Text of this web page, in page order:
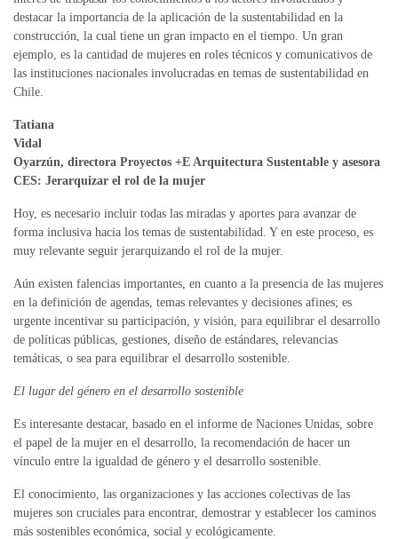
destacar la importancia de la aplicación de la sustentabilidad en la
construcción, la cual tiene un gran impacto en el tiempo. Un gran
ejemplo, es la cantidad de mujeres en roles técnicos y comunicativos de
las instituciones nacionales involucradas en temas de sustentabilidad en
Chile.
Tatiana
Vidal
Oyarzún, directora Proyectos +E Arquitectura Sustentable y asesora
CES: Jerarquizar el rol de la mujer
Hoy, es necesario incluir todas las miradas y aportes para avanzar de
forma inclusiva hacia los temas de sustentabilidad. Y en este proceso, es
muy relevante seguir jerarquizando el rol de la mujer.
Aún existen falencias importantes, en cuanto a la presencia de las mujeres
en la definición de agendas, temas relevantes y decisiones afines; es
urgente incentivar su participación, y visión, para equilibrar el desarrollo
de políticas públicas, gestiones, diseño de estándares, relevancias
temáticas, o sea para equilibrar el desarrollo sostenible.
El lugar del género en el desarrollo sostenible
Es interesante destacar, basado en el informe de Naciones Unidas, sobre
el papel de la mujer en el desarrollo, la recomendación de hacer un
vínculo entre la igualdad de género y el desarrollo sostenible.
El conocimiento, las organizaciones y las acciones colectivas de las
mujeres son cruciales para encontrar, demostrar y establecer los caminos
más sostenibles económica, social y ecológicamente.